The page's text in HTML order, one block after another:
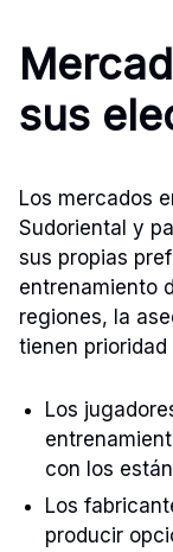
sus
Los mercados
Sudoriental y
sus propias
entrenamiento
regiones, la
tienen
Los
con los
Los
producir